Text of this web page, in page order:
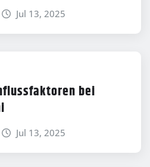
Jul 13, 2025
bei
Jul 13, 2025